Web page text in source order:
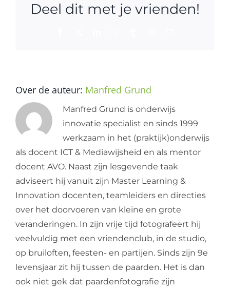
Deel dit met je vrienden!
Over de auteur: Manfred Grund
Manfred Grund is onderwijs
innovatie specialist en sinds 1999
werkzaam in het (praktijk)onderwijs
als docent ICT & Mediawijsheid en als mentor
docent AVO. Naast zijn lesgevende taak
adviseert hij vanuit zijn Master Learning &
Innovation docenten, teamleiders en directies
over het doorvoeren van kleine en grote
veranderingen. In zijn vrije tijd fotografeert hij
veelvuldig met een vriendenclub, in de studio,
op bruiloften, feesten- en partijen. Sinds zijn 9e
levensjaar zit hij tussen de paarden. Het is dan
ook niet gek dat paardenfotografie zijn